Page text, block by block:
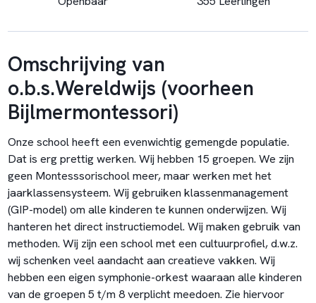
Omschrijving van
o.b.s.Wereldwijs (voorheen
Bijlmermontessori)
Onze school heeft een evenwichtig gemengde populatie.
Dat is erg prettig werken. Wij hebben 15 groepen. We zijn
geen Montesssorischool meer, maar werken met het
jaarklassensysteem. Wij gebruiken klassenmanagement
(GIP-model) om alle kinderen te kunnen onderwijzen. Wij
hanteren het direct instructiemodel. Wij maken gebruik van
methoden. Wij zijn een school met een cultuurprofiel, d.w.z.
wij schenken veel aandacht aan creatieve vakken. Wij
hebben een eigen symphonie-orkest waaraan alle kinderen
van de groepen 5 t/m 8 verplicht meedoen. Zie hiervoor